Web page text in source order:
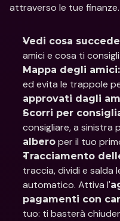
attraverso le tue finanze.
Vedi cosa
amici e cosa ti
Mappa degli amici:
ed evita le trappole
approvati dagli
Scorri per
consigliare, a sinistra
albero per il tuo
Tracciamento
traccia, dividi e salda
automatico. Attiva l'
pagamenti con
tuo: ti basterà